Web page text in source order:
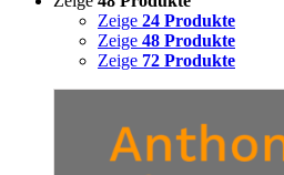
Zeige 24 Produkte
Zeige 48 Produkte
Zeige 72 Produkte